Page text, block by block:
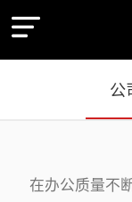
公
在办公质量不